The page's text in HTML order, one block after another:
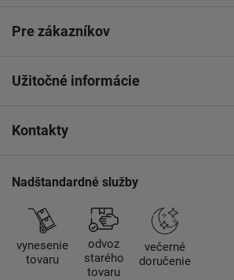
Pre zákazníkov
Užitočné informácie
Kontakty
Nadštandardné služby
vynesenie
tovaru
odvoz
starého
tovaru
večerné
doručenie